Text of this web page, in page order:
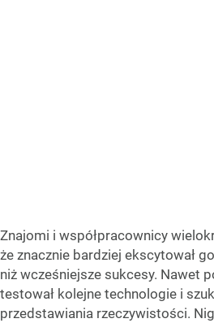
Znajomi i współpracownicy
że znacznie bardziej ekscytował
niż wcześniejsze sukcesy. Nawet
testował kolejne technologie i
przedstawiania rzeczywistości.